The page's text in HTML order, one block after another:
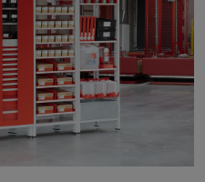
o
online?
para usar todas las